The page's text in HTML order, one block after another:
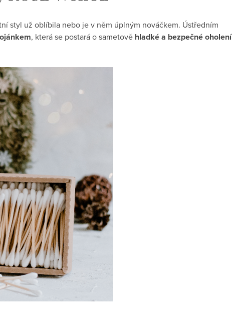
styl už oblíbila nebo je v něm úplným nováčkem. Ústředním
, která se postará o sametově hladké a bezpečné oholení